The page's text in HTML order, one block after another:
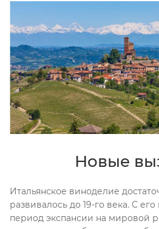
Новые
Итальянское виноделие
развивалось до 19-го века. С
период экспансии на мировой